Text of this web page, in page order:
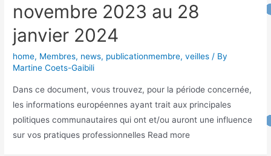
novembre 2023 au 28
janvier 2024
home, Membres, news, publicationmembre,veilles / By
Martine Coets-Gaibili
Dans ce document, vous trouvez, pour la période concernée,
les informations européennes ayant trait aux principales
politiques communautaires qui ont et/ou auront une influence
sur vos pratiques professionnelles Read more